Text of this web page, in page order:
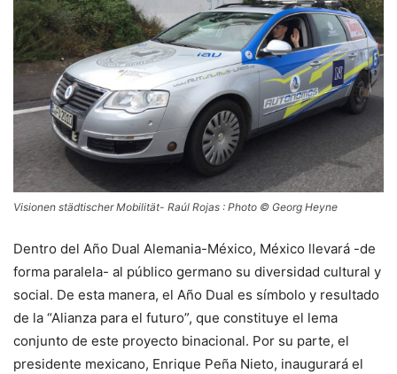
Visionen städtischer Mobilität- Raúl Rojas : Photo © Georg Heyne
Dentro del Año Dual Alemania-México, México llevará -de
forma paralela- al público germano su diversidad cultural y
social. De esta manera, el Año Dual es símbolo y resultado
de la “Alianza para el futuro”, que constituye el lema
conjunto de este proyecto binacional. Por su parte, el
presidente mexicano, Enrique Peña Nieto, inaugurará el